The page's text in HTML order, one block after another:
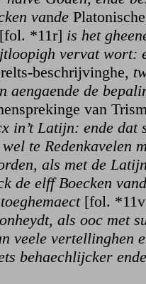
vande
*11r] is het
vervat wort:
beschrijvinghe,
aengaende de
van
in’t Latijn: ende dat
te Redenkavelen
als met de
de elff Boecken
[fol.
als ooc met
veele vertellinghen
behaechlijcker